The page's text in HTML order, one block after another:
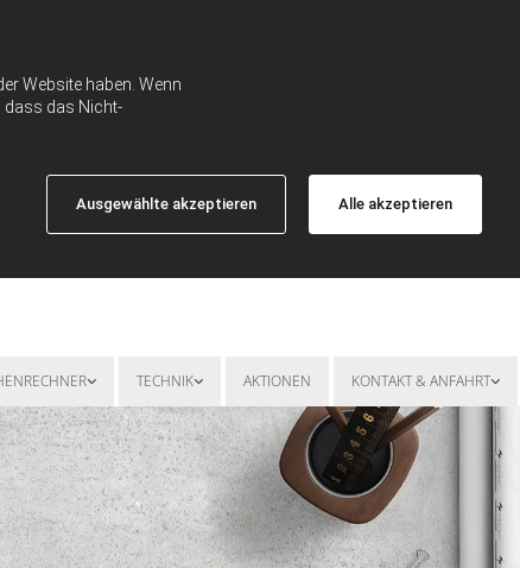
Website haben. Wenn
dass das Nicht-
Ausgewählte akzeptieren Alle akzeptieren
TECHNIK AKTIONEN KONTAKT & ANFAHRT